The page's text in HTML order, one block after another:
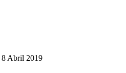
8 Abril 2019